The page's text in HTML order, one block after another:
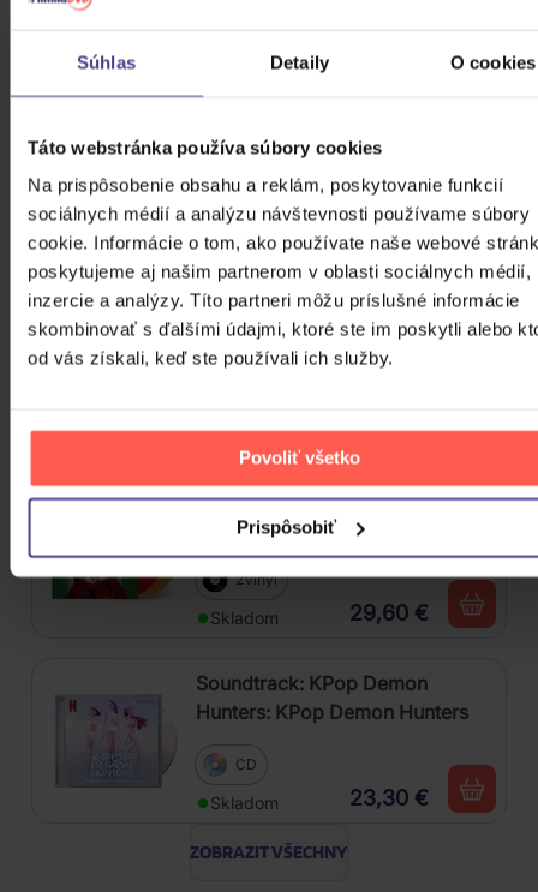
Súhlas Detaily O cookies
Táto webstránka používa súbory cookies
Na prispôsobenie obsahu a reklám, poskytovanie funkcií
sociálnych médií a analýzu návštevnosti používame súbory
cookie. Informácie o tom, ako používate naše webové
poskytujeme aj našim partnerom v oblasti sociálnych médií,
inzercie a analýzy. Títo partneri môžu príslušné informácie
skombinovať s ďalšími údajmi, ktoré ste im poskytli alebo
od vás získali, keď ste používali ich služby.
Povoliť všetko
Prispôsobiť
Skladom
MCMLXXII
Blu-ray
Skladom 28,80 €
Soundtrack: Stranger Things:
Soundtrack From The Netflix
Series, Season 4
Skladom 24,50 €
Soundtrack: Williams John:
Home Alone (Coloured Red And
Gold Vinyl, Re-Issue)
2Vinyl
Skladom 29,60 €
Soundtrack: KPop Demon
Hunters: KPop Demon Hunters
CD
Skladom 23,30 €
ZOBRAZIT VŠECHNY